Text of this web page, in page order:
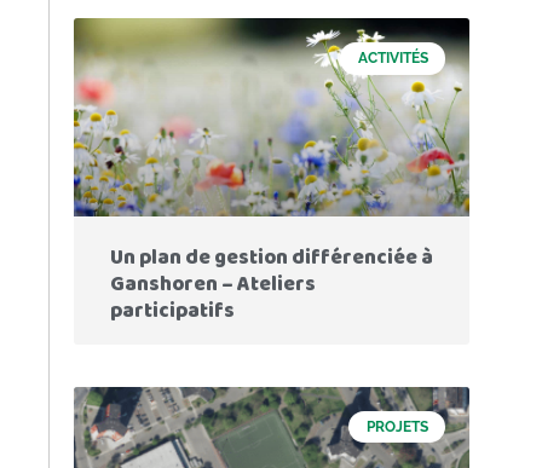
ACTIVITÉS
Un plan de gestion différenciée à
Ganshoren – Ateliers
participatifs
PROJETS